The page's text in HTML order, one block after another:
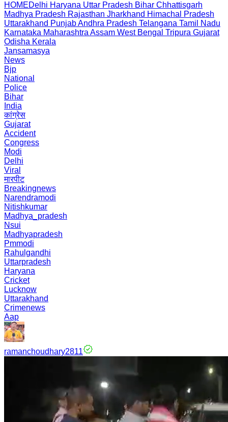
HOMEDelhi Haryana Uttar Pradesh Bihar Chhattisgarh
Madhya Pradesh Rajasthan Jharkhand Himachal Pradesh
Uttarakhand PunjabAndhra Pradesh Telangana Tamil Nadu
Karnataka Maharashtra Assam West Bengal Tripura Gujarat
Odisha Kerala
Jansamasya
News
Bjp
National
Police
Bihar
India
कांग्रेस
Gujarat
Accident
Congress
Modi
Delhi
Viral
मारपीट
Breakingnews
Narendramodi
Nitishkumar
Madhya_pradesh
Nsui
Madhyapradesh
Pmmodi
Rahulgandhi
Uttarpradesh
Haryana
Cricket
Lucknow
Uttarakhand
Crimenews
Aap
ramanchoudhary2811